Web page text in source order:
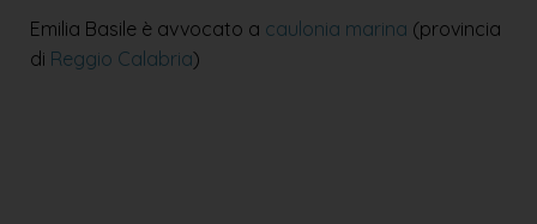
Emilia Basile è avvocato a caulonia marina (provincia
di Reggio Calabria)